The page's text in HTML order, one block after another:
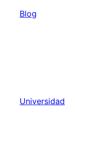
Blog
Universidad